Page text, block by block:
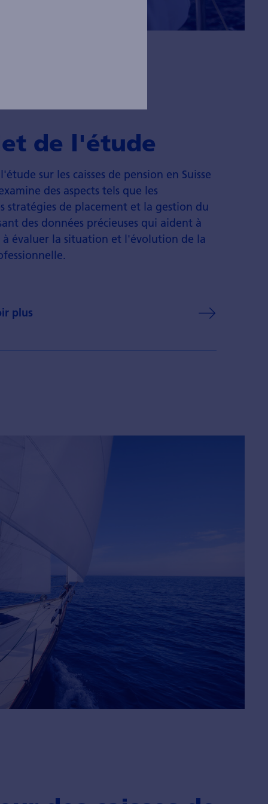
de l'étude
sur les caisses de pension en Suisse
des aspects tels que les
stratégies de placement et la gestion du
des données précieuses qui aident à
évaluer la situation et l'évolution de la
plus